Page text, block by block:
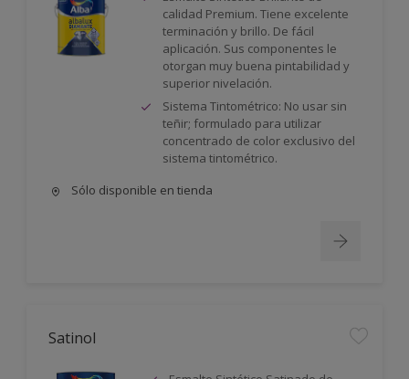
calidad Premium. Tiene excelente
terminación y brillo. De fácil
aplicación. Sus componentes le
otorgan muy buena pintabilidad y
superior nivelación.
Sistema Tintométrico: No usar sin
teñir; formulado para utilizar
concentrado de color exclusivo del
sistema tintométrico.
Sólo disponible en tienda
Satinol